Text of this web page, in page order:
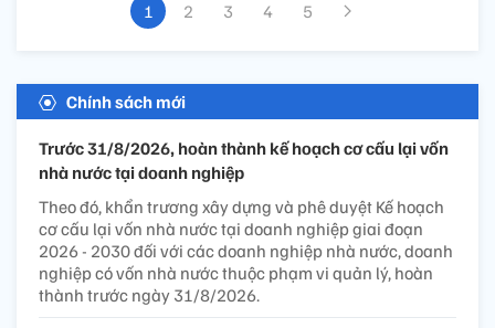
1 2 3 4 5
Chính sách mới
Trước 31/8/2026, hoàn thành kế hoạch cơ cấu lại vốn
nhà nước tại doanh nghiệp
Theo đó, khẩn trương xây dựng và phê duyệt Kế hoạch
cơ cấu lại vốn nhà nước tại doanh nghiệp giai đoạn
2026 - 2030 đối với các doanh nghiệp nhà nước, doanh
nghiệp có vốn nhà nước thuộc phạm vi quản lý, hoàn
thành trước ngày 31/8/2026.